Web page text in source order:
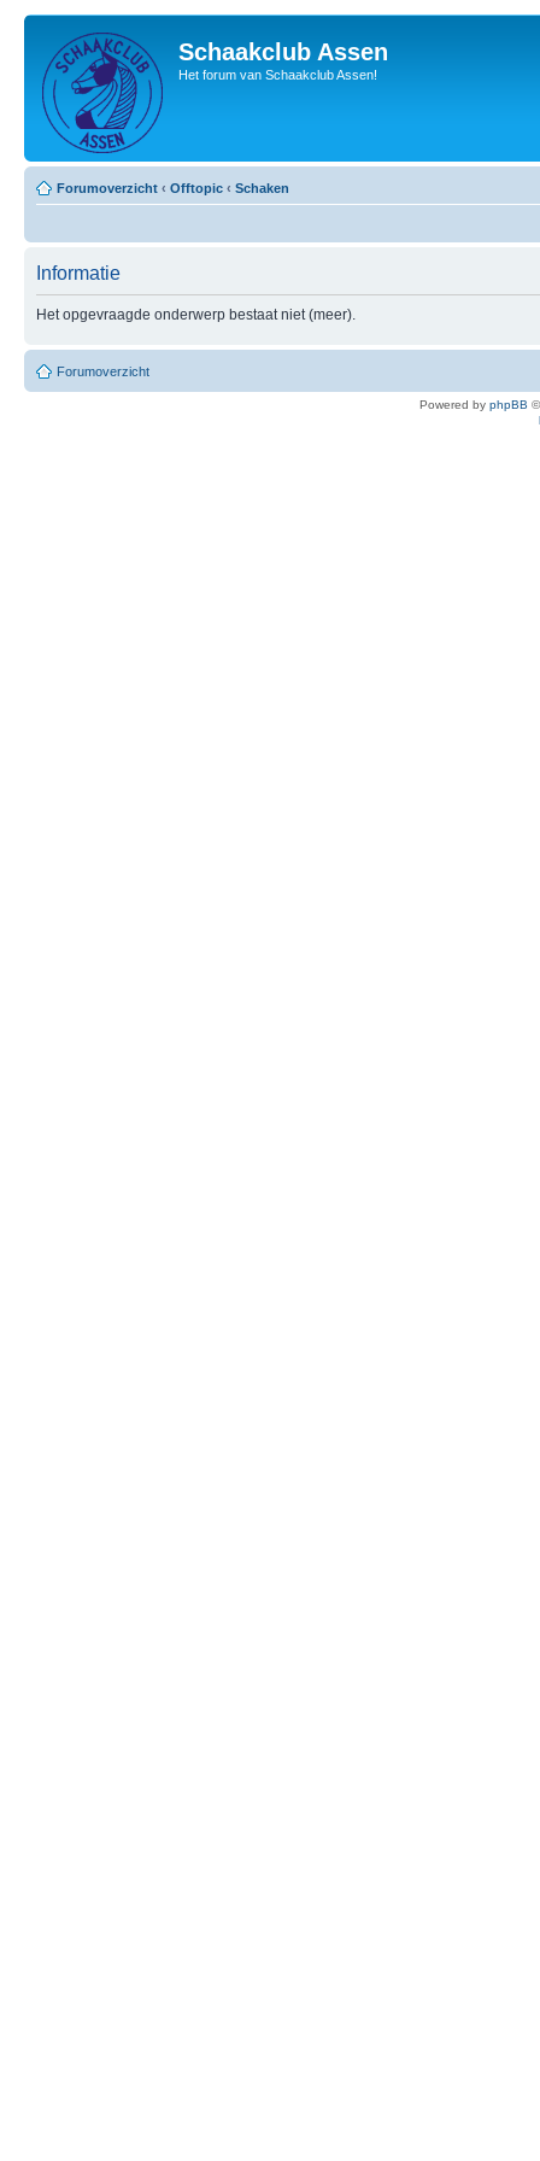
Schaakclub Assen
Het forum van Schaakclub Assen!
Forumoverzicht ‹ Offtopic ‹ Schaken
Informatie
Het opgevraagde onderwerp bestaat niet (meer).
Forumoverzicht
Powered by phpBB